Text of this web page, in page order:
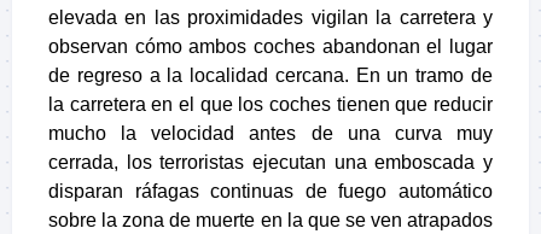
elevada en las proximidades vigilan la carretera y
observan cómo ambos coches abandonan el lugar
de regreso a la localidad cercana. En un tramo de
la carretera en el que los coches tienen que reducir
mucho la velocidad antes de una curva muy
cerrada, los terroristas ejecutan una emboscada y
disparan ráfagas continuas de fuego automático
sobre la zona de muerte en la que se ven atrapados